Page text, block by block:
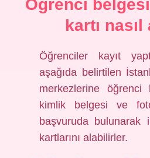
Öğrenci
kartı nasıl
Öğrenciler kayıt
aşağıda belirtilen
merkezlerine öğrenci
kimlik belgesi ve
başvuruda bulunarak
kartlarını alabilirler.